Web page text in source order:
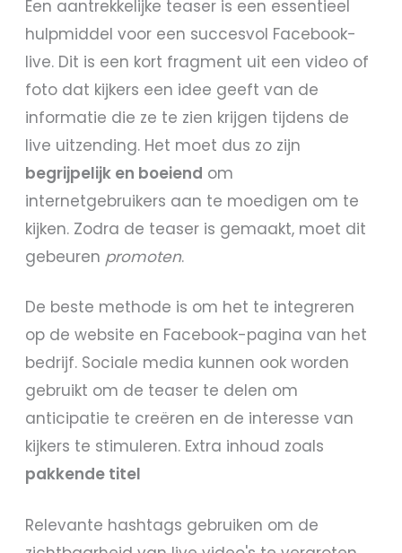
Een aantrekkelijke teaser is een essentieel
hulpmiddel voor een succesvol Facebook-
live. Dit is een kort fragment uit een video of
foto dat kijkers een idee geeft van de
informatie die ze te zien krijgen tijdens de
live uitzending. Het moet dus zo zijn
begrijpelijk en boeiend om
internetgebruikers aan te moedigen om te
kijken. Zodra de teaser is gemaakt, moet dit
gebeuren promoten.
De beste methode is om het te integreren
op de website en Facebook-pagina van het
bedrijf. Sociale media kunnen ook worden
gebruikt om de teaser te delen om
anticipatie te creëren en de interesse van
kijkers te stimuleren. Extra inhoud zoals
pakkende titel
Relevante hashtags gebruiken om de